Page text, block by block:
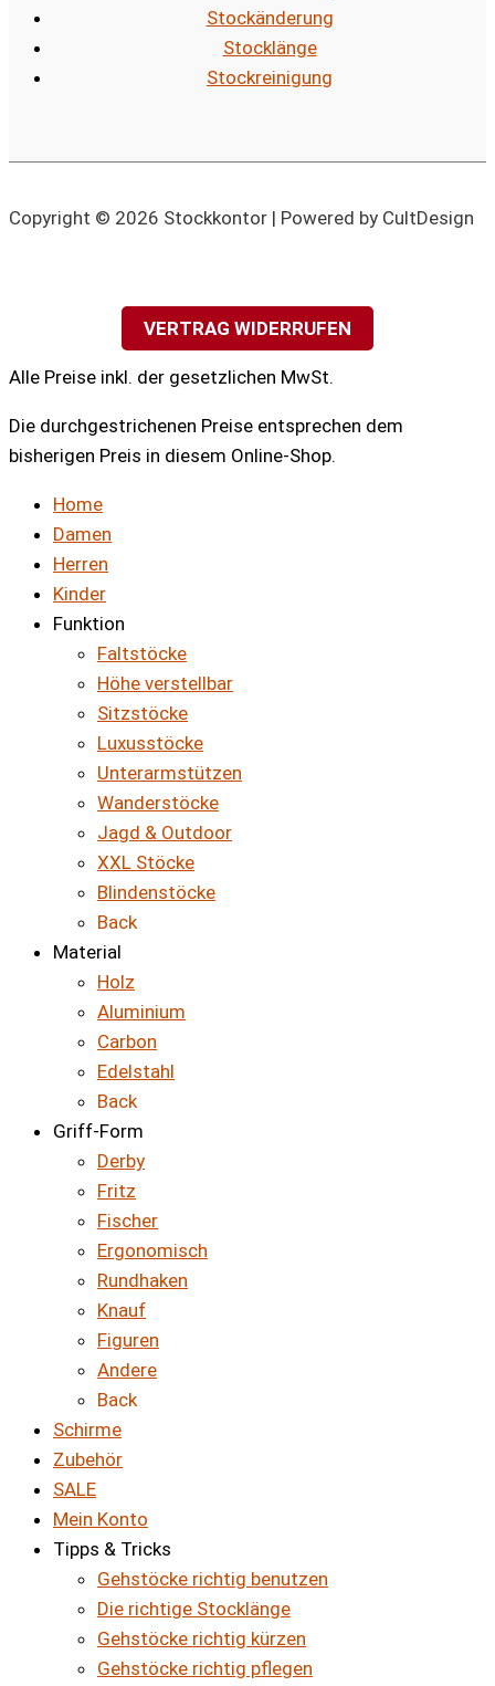
Stockänderung
Stocklänge
Stockreinigung
Copyright © 2026 Stockkontor | Powered by CultDesign
VERTRAG WIDERRUFEN
Alle Preise inkl. der gesetzlichen MwSt.
Die durchgestrichenen Preise entsprechen dem
bisherigen Preis in diesem Online-Shop.
Home
Damen
Herren
Kinder
Funktion
Faltstöcke
Höhe verstellbar
Sitzstöcke
Luxusstöcke
Unterarmstützen
Wanderstöcke
Jagd & Outdoor
XXL Stöcke
Blindenstöcke
Back
Material
Holz
Aluminium
Carbon
Edelstahl
Back
Griff-Form
Derby
Fritz
Fischer
Ergonomisch
Rundhaken
Knauf
Figuren
Andere
Back
Schirme
Zubehör
SALE
Mein Konto
Tipps & Tricks
Gehstöcke richtig benutzen
Die richtige Stocklänge
Gehstöcke richtig kürzen
Gehstöcke richtig pflegen